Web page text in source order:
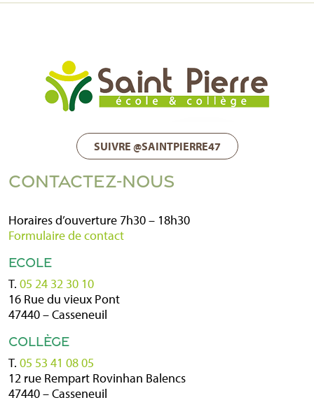
SUIVRE @SAINTPIERRE47
CONTACTEZ-NOUS
Horaires d’ouverture 7h30 – 18h30
Formulaire de contact
ECOLE
T. 05 24 32 30 10
16 Rue du vieux Pont
47440 – Casseneuil
COLLÈGE
T. 05 53 41 08 05
12 rue Rempart Rovinhan Balencs
47440 – Casseneuil